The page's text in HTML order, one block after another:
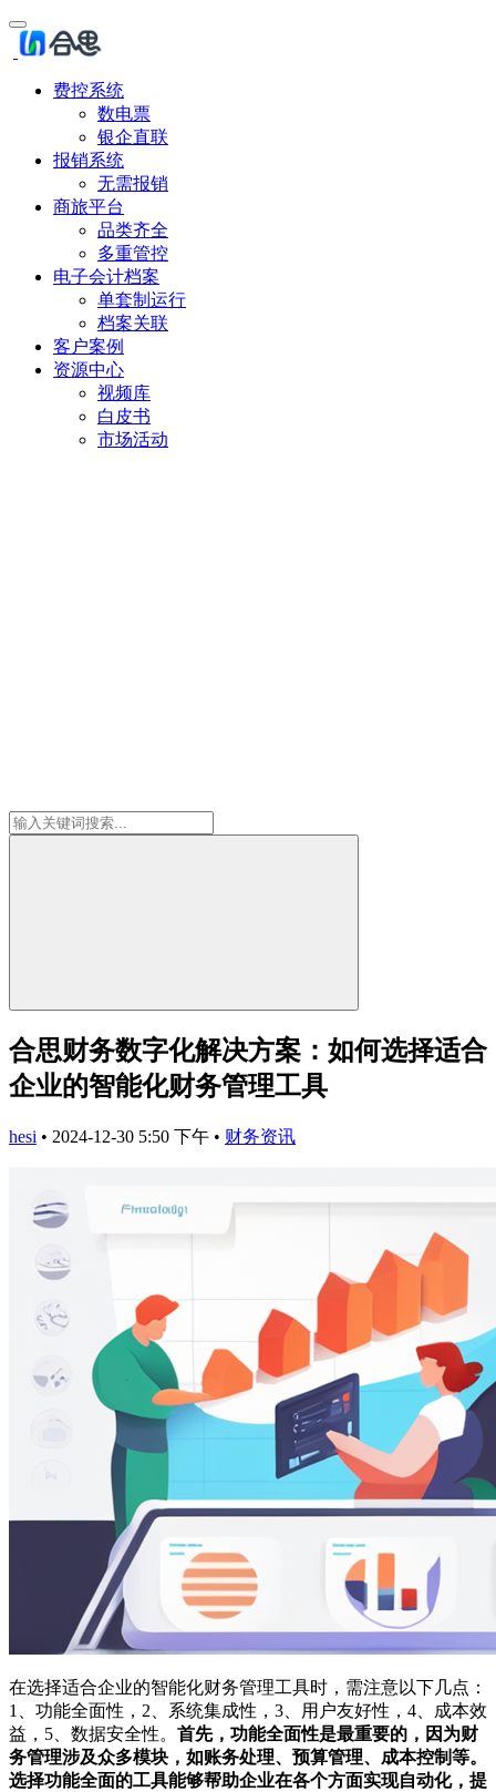
费控系统
数电票
银企直联
报销系统
无需报销
商旅平台
品类齐全
多重管控
电子会计档案
单套制运行
档案关联
客户案例
资源中心
视频库
白皮书
市场活动
合思财务数字化解决方案：如何选择适合
企业的智能化财务管理工具
hesi • 2024-12-30 5:50 下午 • 财务资讯
在选择适合企业的智能化财务管理工具时，需注意以下几点：
1、功能全面性，2、系统集成性，3、用户友好性，4、成本效
益，5、数据安全性。 首先，功能全面性是最重要的，因为财
务管理涉及众多模块，如账务处理、预算管理、成本控制等。
选择功能全面的工具能够帮助企业在各个方面实现自动化，提